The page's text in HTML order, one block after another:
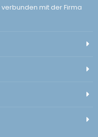
verbunden mit der Firma